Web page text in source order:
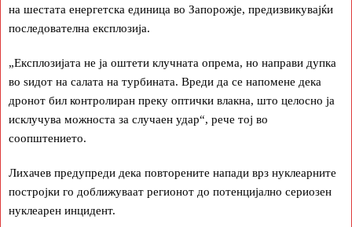
на шестата енергетска единица во Запорожје, предизвикувајќи
последователна експлозија.
„Експлозијата не ја оштети клучната опрема, но направи дупка
во ѕидот на салата на турбината. Вреди да се напомене дека
дронот бил контролиран преку оптички влакна, што целосно ја
исклучува можноста за случаен удар“, рече тој во
соопштението.
Лихачев предупреди дека повторените напади врз нуклеарните
постројки го доближуваат регионот до потенцијално сериозен
нуклеарен инцидент.